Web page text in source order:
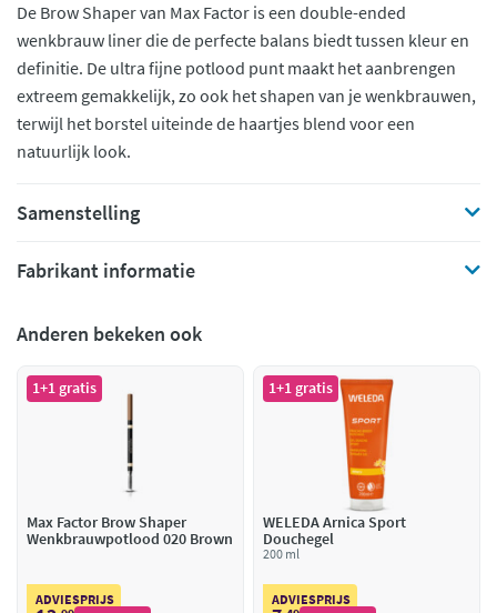
De Brow Shaper van Max Factor is een double-ended
wenkbrauw liner die de perfecte balans biedt tussen kleur en
definitie. De ultra fijne potlood punt maakt het aanbrengen
extreem gemakkelijk, zo ook het shapen van je wenkbrauwen,
terwijl het borstel uiteinde de haartjes blend voor een
natuurlijk look.
Samenstelling
Fabrikant informatie
Anderen bekeken ook
1+1 gratis
Max Factor Brow Shaper
Wenkbrauwpotlood 020 Brown
ADVIESPRIJS
1+1 gratis
WELEDA Arnica Sport
Douchegel
200 ml
ADVIESPRIJS